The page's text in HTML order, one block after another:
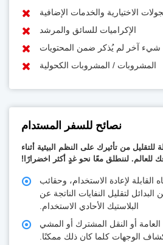
والخدمات الإضافية
الإكراميات للسائق والمرشد
لم يُذكر ضمن المحتويات
/ المشروبات الكحولية
نصائح للسفر المستدام
من تأثيرك على النظم البيئية أثناء
لننطلق معًا نحو غدٍ أكثر اخضرارًا!
لإعادة الاستخدام، وحقائب
النفايات الناتجة عن
البلاستيك الأحادي الاستخدام.
النقل المشترك أو المشي
كلما كان ذلك ممكنًا.